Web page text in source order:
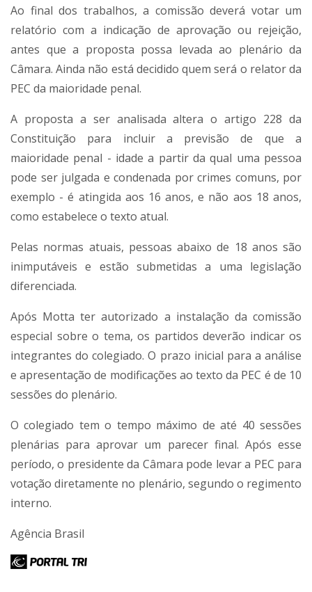
Ao final dos trabalhos, a comissão deverá votar um
relatório com a indicação de aprovação ou rejeição,
antes que a proposta possa levada ao plenário da
Câmara. Ainda não está decidido quem será o relator da
PEC da maioridade penal.
A proposta a ser analisada altera o artigo 228 da
Constituição para incluir a previsão de que a
maioridade penal - idade a partir da qual uma pessoa
pode ser julgada e condenada por crimes comuns, por
exemplo - é atingida aos 16 anos, e não aos 18 anos,
como estabelece o texto atual.
Pelas normas atuais, pessoas abaixo de 18 anos são
inimputáveis e estão submetidas a uma legislação
diferenciada.
Após Motta ter autorizado a instalação da comissão
especial sobre o tema, os partidos deverão indicar os
integrantes do colegiado. O prazo inicial para a análise
e apresentação de modificações ao texto da PEC é de 10
sessões do plenário.
O colegiado tem o tempo máximo de até 40 sessões
plenárias para aprovar um parecer final. Após esse
período, o presidente da Câmara pode levar a PEC para
votação diretamente no plenário, segundo o regimento
interno.
Agência Brasil